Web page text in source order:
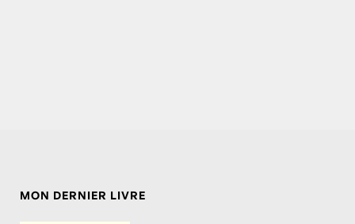
MON DERNIER LIVRE